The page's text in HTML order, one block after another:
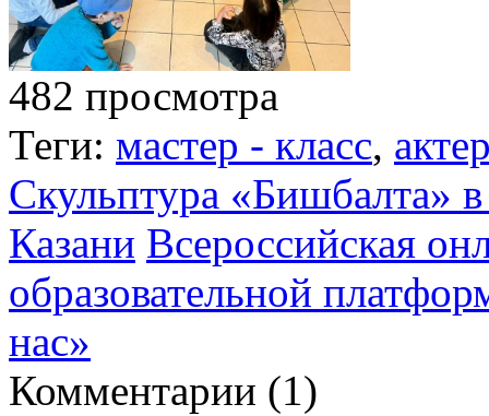
482 просмотра
Теги: мастер - класс,
Скульптура «Бишбалта»
Казани Всероссийская
образовательной
нас»
Комментарии (1 )